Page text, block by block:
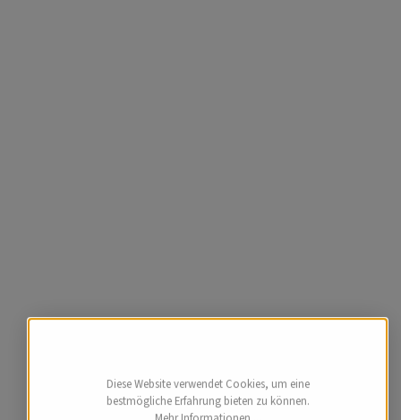
Diese Website verwendet Cookies, um eine
bestmögliche Erfahrung bieten zu können.